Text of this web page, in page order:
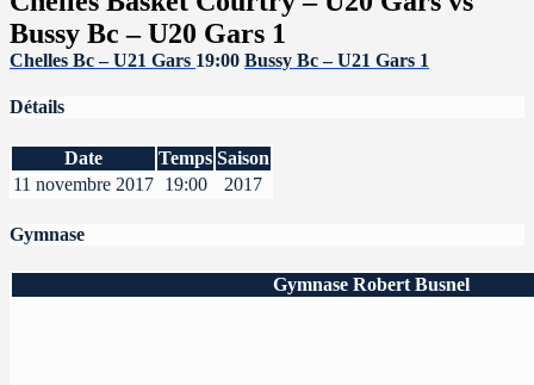
Bussy Bc – U20 Gars 1
Chelles Bc – U21 Gars 19:00 Bussy Bc – U21 Gars 1
Détails
Date Temps Saison
11 novembre 2017 19:00 2017
Gymnase
Gymnase Robert Busnel